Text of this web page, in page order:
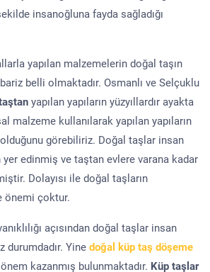
insanoğluna fayda sağladığı
yapılan malzemelerin doğal taşın
belli olmaktadır. Osmanlı ve Selçuklu
yapılan yapıların yüzyıllardır ayakta
malzeme kullanılarak yapılan yapıların
görebiliriz. Doğal taşlar insan
yer edinmiş ve taştan evlere varana kadar
Dolayısı ile doğal taşların
önemi çoktur.
açısından doğal taşlar insan
durumdadır. Yine doğal küp taş döşeme
kazanmış bulunmaktadır. Küp taşlar